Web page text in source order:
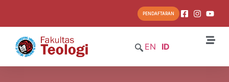
PENDAFTARAN
EN ID